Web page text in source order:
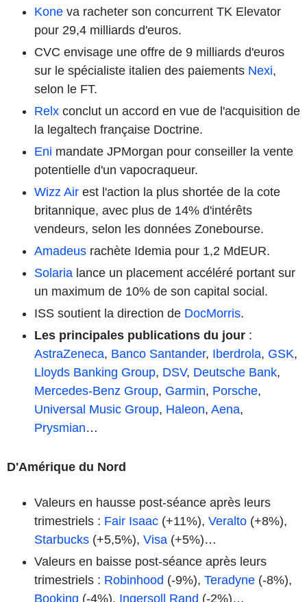
Kone va racheter son concurrent TK Elevator
pour 29,4 milliards d'euros.
CVC envisage une offre de 9 milliards d'euros
sur le spécialiste italien des paiements Nexi,
selon le FT.
Relx conclut un accord en vue de l'acquisition de
la legaltech française Doctrine.
Eni mandate JPMorgan pour conseiller la vente
potentielle d'un vapocraqueur.
Wizz Air est l'action la plus shortée de la cote
britannique, avec plus de 14% d'intérêts
vendeurs, selon les données Zonebourse.
Amadeus rachète Idemia pour 1,2 MdEUR.
Solaria lance un placement accéléré portant sur
un maximum de 10% de son capital social.
ISS soutient la direction de DocMorris.
Les principales publications du jour :
AstraZeneca, Banco Santander, Iberdrola, GSK,
Lloyds Banking Group, DSV, Deutsche Bank,
Mercedes-Benz Group, Garmin, Porsche,
Universal Music Group, Haleon, Aena,
Prysmian…
D'Amérique du Nord
Valeurs en hausse post-séance après leurs
trimestriels : Fair Isaac (+11%), Veralto (+8%),
Starbucks (+5,5%), Visa (+5%)…
Valeurs en baisse post-séance après leurs
trimestriels : Robinhood (-9%), Teradyne (-8%),
Booking (-4%), Ingersoll Rand (-2%)…